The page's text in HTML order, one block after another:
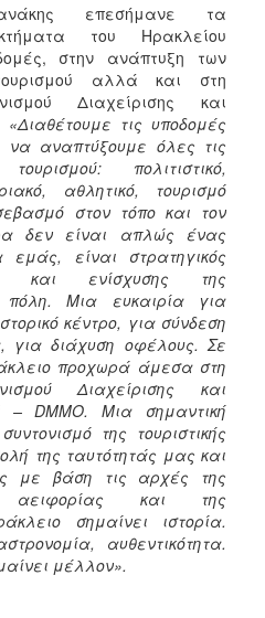
επεσήμανε τα
του Ηρακλείου
στην ανάπτυξη των
αλλά και στη
Διαχείρισης και
«Διαθέτουμε τις υποδομές
να αναπτύξουμε όλες τις
πολιτιστικό,
αθλητικό, τουρισμό
στον τόπο και τον
δεν είναι απλώς ένας
εμάς, είναι στρατηγικός
και ενίσχυσης της
πόλη. Μια ευκαιρία για
κέντρο, για σύνδεση
για διάχυση οφέλους. Σε
προχωρά άμεσα στη
Διαχείρισης και
– DMMO. Μια σημαντική
της τουριστικής
της ταυτότητάς μας και
με βάση τις αρχές της
αειφορίας και της
σημαίνει ιστορία.
αυθεντικότητα.
μέλλον».